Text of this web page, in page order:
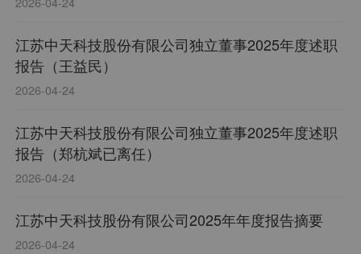
江苏中天科技股份有限公司独立董事2025年度述职
报告（王益民）
2026-04-24
江苏中天科技股份有限公司独立董事2025年度述职
报告（郑杭斌已离任）
2026-04-24
江苏中天科技股份有限公司2025年年度报告摘要
2026-04-24